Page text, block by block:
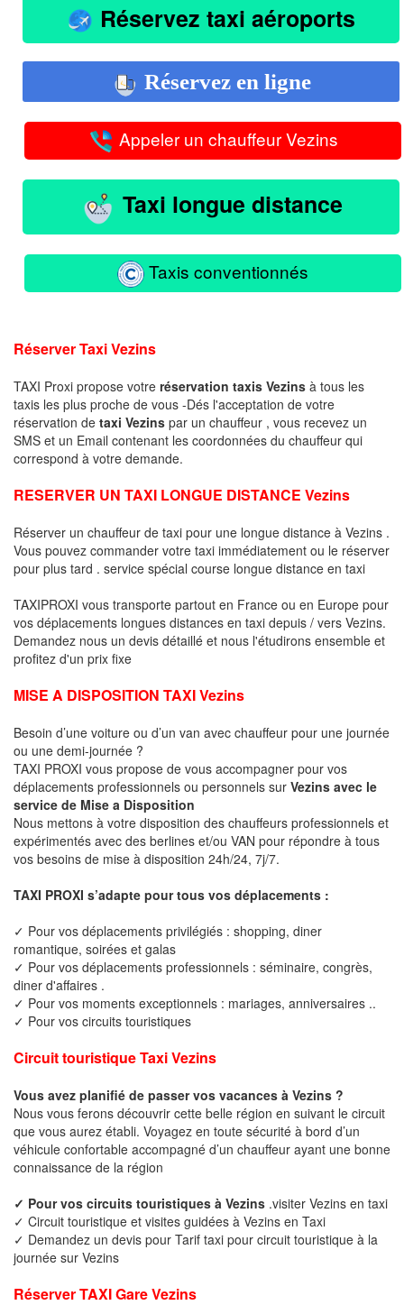
Réservez taxi aéroports
Réservez en ligne
Appeler un chauffeur Vezins
Taxi longue distance
Taxis conventionnés
Réserver Taxi Vezins
TAXI Proxi propose votre réservation taxis Vezins à tous les
taxis les plus proche de vous -Dés l'acceptation de votre
réservation de taxi Vezins par un chauffeur , vous recevez un
SMS et un Email contenant les coordonnées du chauffeur qui
correspond à votre demande.
RESERVER UN TAXI LONGUE DISTANCE Vezins
Réserver un chauffeur de taxi pour une longue distance à Vezins .
Vous pouvez commander votre taxi immédiatement ou le réserver
pour plus tard . service spécial course longue distance en taxi
TAXIPROXI vous transporte partout en France ou en Europe pour
vos déplacements longues distances en taxi depuis / vers Vezins.
Demandez nous un devis détaillé et nous l'étudirons ensemble et
profitez d'un prix fixe
MISE A DISPOSITION TAXI Vezins
Besoin d’une voiture ou d’un van avec chauffeur pour une journée
ou une demi-journée ?
TAXI PROXI vous propose de vous accompagner pour vos
déplacements professionnels ou personnels sur Vezins avec le
service de Mise a Disposition
Nous mettons à votre disposition des chauffeurs professionnels et
expérimentés avec des berlines et/ou VAN pour répondre à tous
vos besoins de mise à disposition 24h/24, 7j/7.
TAXI PROXI s’adapte pour tous vos déplacements :
✓ Pour vos déplacements privilégiés : shopping, diner
romantique, soirées et galas
✓ Pour vos déplacements professionnels : séminaire, congrès,
diner d'affaires .
✓ Pour vos moments exceptionnels : mariages, anniversaires ..
✓ Pour vos circuits touristiques
Circuit touristique Taxi Vezins
Vous avez planifié de passer vos vacances à Vezins ?
Nous vous ferons découvrir cette belle région en suivant le circuit
que vous aurez établi. Voyagez en toute sécurité à bord d’un
véhicule confortable accompagné d’un chauffeur ayant une bonne
connaissance de la région
✓ Pour vos circuits touristiques à Vezins .visiter Vezins en taxi
✓ Circuit touristique et visites guidées à Vezins en Taxi
✓ Demandez un devis pour Tarif taxi pour circuit touristique à la
journée sur Vezins
Réserver TAXI Gare Vezins